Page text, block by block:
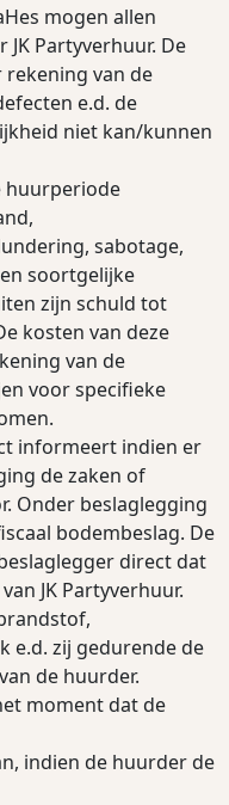
mogen allen
Partyverhuur. De
van de
e.d. de
niet kan/kunnen
huurperiode
sabotage,
soortgelijke
zijn schuld tot
kosten van deze
van de
voor speciﬁeke
informeert indien er
de zaken of
Onder beslaglegging
bodembeslag. De
direct dat
JK Partyverhuur.
e.d. zij gedurende de
de huurder.
moment dat de
indien de huurder de